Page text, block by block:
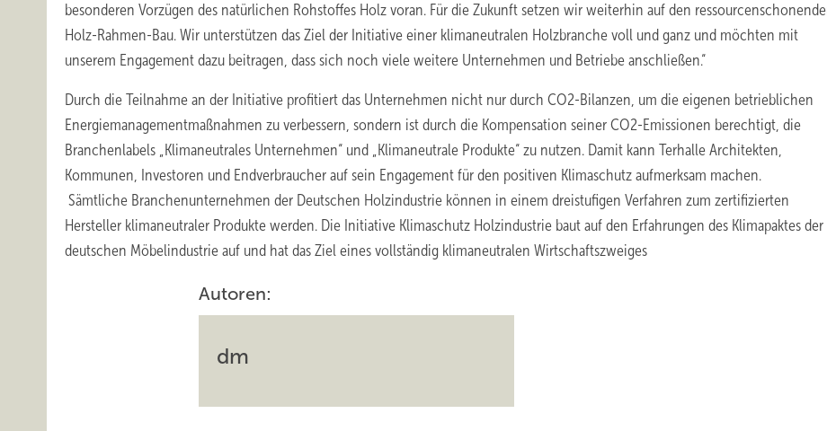
besonderen Vorzügen des natürlichen Rohstoffes Holz voran. Für die Zukunft setzen wir weiterhin auf den
Holz-Rahmen-Bau. Wir unterstützen das Ziel der Initiative einer klimaneutralen Holzbranche voll und ganz und möchten mit
unserem Engagement dazu beitragen, dass sich noch viele weitere Unternehmen und Betriebe anschließen.“
Durch die Teilnahme an der Initiative profitiert das Unternehmen nicht nur durch CO2-Bilanzen, um die eigenen betrieblichen
Energiemanagementmaßnahmen zu verbessern, sondern ist durch die Kompensation seiner CO2-Emissionen berechtigt, die
Branchenlabels „Klimaneutrales Unternehmen“ und „Klimaneutrale Produkte“ zu nutzen. Damit kann Terhalle Architekten,
Kommunen, Investoren und Endverbraucher auf sein Engagement für den positiven Klimaschutz aufmerksam machen.
Sämtliche Branchenunternehmen der Deutschen Holzindustrie können in einem dreistufigen Verfahren zum zertifizierten
Hersteller klimaneutraler Produkte werden. Die Initiative Klimaschutz Holzindustrie baut auf den Erfahrungen des Klimapaktes der
deutschen Möbelindustrie auf und hat das Ziel eines vollständig klimaneutralen Wirtschaftszweiges
Autoren:
dm